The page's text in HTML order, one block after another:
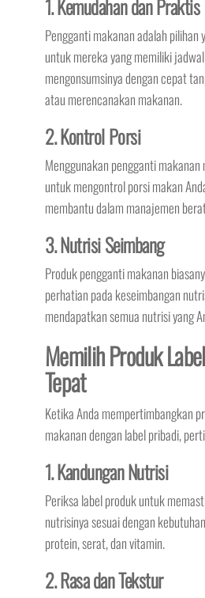
1. Kemudahan dan Praktis
Pengganti makanan adalah pilihan
untuk mereka yang memiliki
mengonsumsinya dengan cepat
atau merencanakan makanan.
2. Kontrol Porsi
Menggunakan pengganti
untuk mengontrol porsi makan
membantu dalam manajemen
3. Nutrisi Seimbang
Produk pengganti makanan
perhatian pada keseimbangan
mendapatkan semua nutrisi yang
Memilih Produk
Tepat
Ketika Anda mempertimbangkan
makanan dengan label pribadi,
1. Kandungan Nutrisi
Periksa label produk untuk
nutrisinya sesuai dengan
protein, serat, dan vitamin.
2. Rasa dan Tekstur